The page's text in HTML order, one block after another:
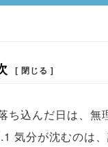
[ 閉じる ]
ち込んだ日は、無
気分が沈むのは